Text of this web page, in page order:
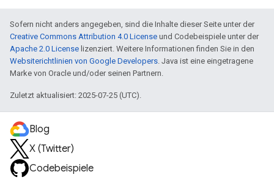
Sofern nicht anders angegeben, sind die Inhalte dieser Seite unter der
Creative Commons Attribution 4.0 License und Codebeispiele unter der
Apache 2.0 License lizenziert. Weitere Informationen finden Sie in den
Websiterichtlinien von Google Developers. Java ist eine eingetragene
Marke von Oracle und/oder seinen Partnern.
Zuletzt aktualisiert: 2025-07-25 (UTC).
Blog
X (Twitter)
Codebeispiele